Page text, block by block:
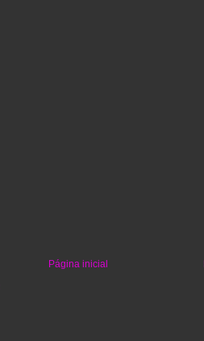
Página inicial